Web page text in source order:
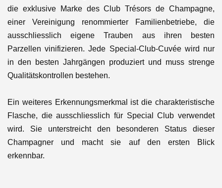
die exklusive Marke des Club Trésors de Champagne,
einer Vereinigung renommierter Familienbetriebe, die
ausschliesslich eigene Trauben aus ihren besten
Parzellen vinifizieren. Jede Special-Club-Cuvée wird nur
in den besten Jahrgängen produziert und muss strenge
Qualitätskontrollen bestehen.
Ein weiteres Erkennungsmerkmal ist die charakteristische
Flasche, die ausschliesslich für Special Club verwendet
wird. Sie unterstreicht den besonderen Status dieser
Champagner und macht sie auf den ersten Blick
erkennbar.